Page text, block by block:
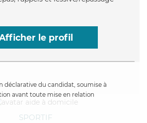
le profil
déclarative du candidat, soumise à
avant toute mise en relation
SPORTIF